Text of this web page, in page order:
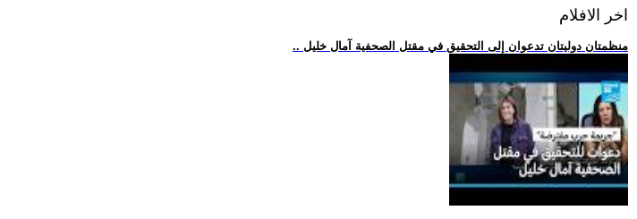
اخر الافلام
.. منظمتان دوليتان تدعوان إلى التحقيق في مقتل الصحفية آمال خليل